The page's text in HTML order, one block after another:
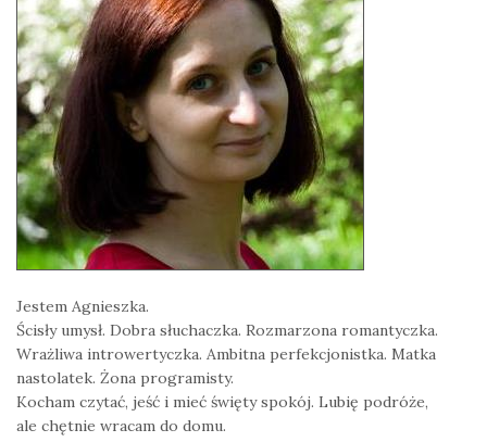
Jestem Agnieszka.
Ścisły umysł. Dobra słuchaczka. Rozmarzona romantyczka.
Wrażliwa introwertyczka. Ambitna perfekcjonistka. Matka
nastolatek. Żona programisty.
Kocham czytać, jeść i mieć święty spokój. Lubię podróże,
ale chętnie wracam do domu.